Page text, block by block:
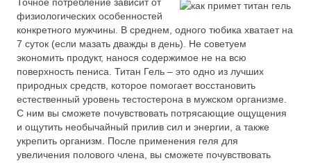
физиологических особенностей
конкретного мужчины. В среднем, одного тюбика хватает на
7 суток (если мазать дважды в день). Не советуем
экономить продукт, нанося содержимое не на всю
поверхность пениса. Титан Гель – это одно из лучших
природных средств, которое помогает восстановить
естественный уровень тестостерона в мужском организме.
С ним вы сможете почувствовать потрясающие ощущения
и ощутить необычайный прилив сил и энергии, а также
укрепить организм. После применения геля для
увеличения полового члена, вы сможете почувствовать